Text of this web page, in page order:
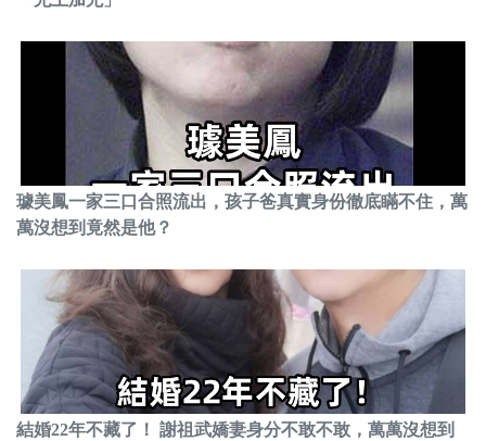
璩美鳳一家三口合照流出，孩子爸真實身份徹底瞞不住，萬
萬沒想到竟然是他？
結婚22年不藏了！ 謝祖武嬌妻身分不敢不敢，萬萬沒想到